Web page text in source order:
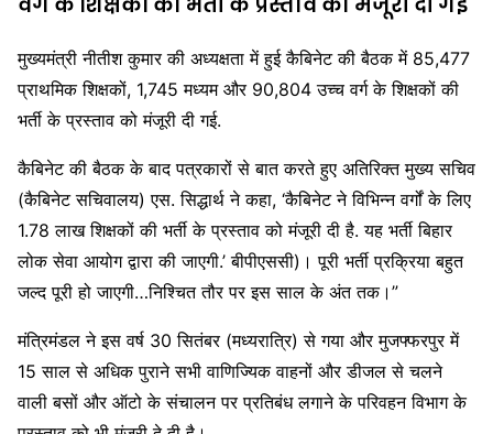
मुख्यमंत्री नीतीश कुमार की अध्यक्षता में हुई कैबिनेट की बैठक में 85,477
प्राथमिक शिक्षकों, 1,745 मध्यम और 90,804 उच्च वर्ग के शिक्षकों की
भर्ती के प्रस्ताव को मंजूरी दी गई.
कैबिनेट की बैठक के बाद पत्रकारों से बात करते हुए अतिरिक्त मुख्य सचिव
(कैबिनेट सचिवालय) एस. सिद्धार्थ ने कहा, ‘कैबिनेट ने विभिन्न वर्गों के लिए
1.78 लाख शिक्षकों की भर्ती के प्रस्ताव को मंजूरी दी है. यह भर्ती बिहार
लोक सेवा आयोग द्वारा की जाएगी.’ बीपीएससी)। पूरी भर्ती प्रक्रिया बहुत
जल्द पूरी हो जाएगी…निश्चित तौर पर इस साल के अंत तक।”
मंत्रिमंडल ने इस वर्ष 30 सितंबर (मध्यरात्रि) से गया और मुजफ्फरपुर में
15 साल से अधिक पुराने सभी वाणिज्यिक वाहनों और डीजल से चलने
वाली बसों और ऑटो के संचालन पर प्रतिबंध लगाने के परिवहन विभाग के